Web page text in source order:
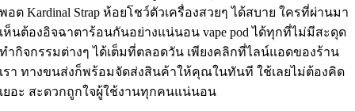
พอต Kardinal Strap ห้อยโชว์ตัวเครื่องสวยๆ ได้สบาย ใครที่ผ่านมา
เห็นต้องอิจฉาตาร้อนกันอย่างแน่นอน vape pod ได้ทุกที่ไม่มีสะดุด
ทำกิจกรรมต่างๆ ได้เต็มที่ตลอดวัน เพียงคลิกที่ไลน์แอดของร้าน
เรา ทางขนส่งก็พร้อมจัดส่งสินค้าให้คุณในทันที ใช้เลยไม่ต้องคิด
เยอะ สะดวกถูกใจผู้ใช้งานทุกคนแน่นอน